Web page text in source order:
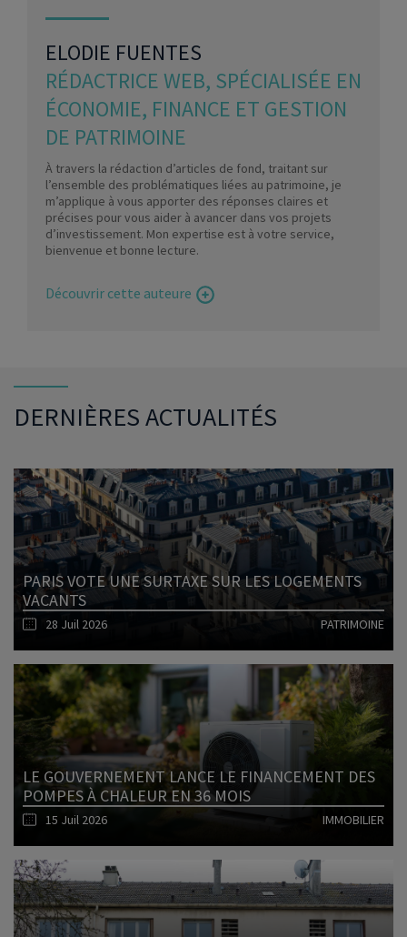
ELODIE FUENTES
RÉDACTRICE WEB, SPÉCIALISÉE EN
ÉCONOMIE, FINANCE ET GESTION
DE PATRIMOINE
À travers la rédaction d’articles de fond, traitant sur
l’ensemble des problématiques liées au patrimoine, je
m’applique à vous apporter des réponses claires et
précises pour vous aider à avancer dans vos projets
d’investissement. Mon expertise est à votre service,
bienvenue et bonne lecture.
Découvrir cette auteure
DERNIÈRES ACTUALITÉS
PARIS VOTE UNE SURTAXE SUR LES LOGEMENTS
VACANTS
28 Juil 2026 PATRIMOINE
Lire l'article
LE GOUVERNEMENT LANCE LE FINANCEMENT DES
POMPES À CHALEUR EN 36 MOIS
15 Juil 2026 IMMOBILIER
Lire l'article